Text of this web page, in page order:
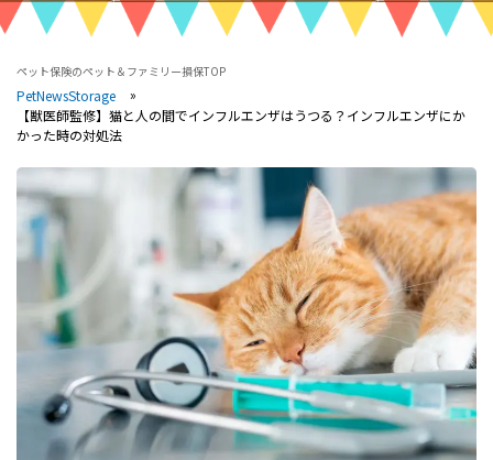
ペット保険のペット＆ファミリー損保TOP
PetNewsStorage
【獣医師監修】猫と人の間でインフルエンザはうつる？インフルエンザにか
かった時の対処法